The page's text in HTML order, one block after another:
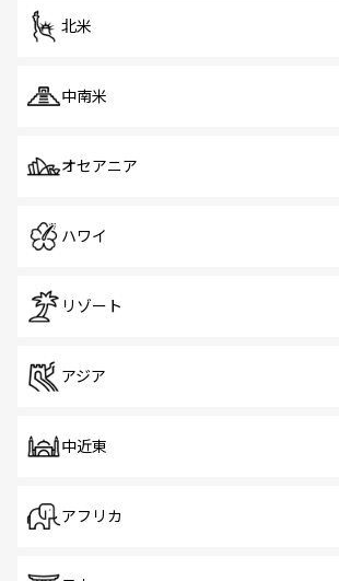
北米
中南米
オセアニア
ハワイ
リゾート
アジア
中近東
アフリカ